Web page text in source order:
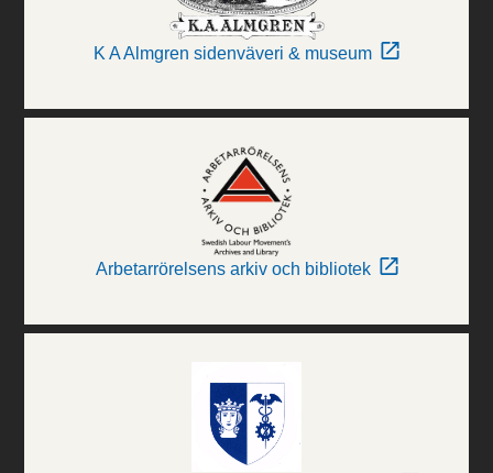
K A Almgren sidenväveri & museum
Arbetarrörelsens arkiv och bibliotek